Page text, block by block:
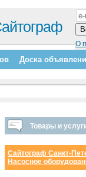
О
Доска
Товары и
Сайтограф Санкт-
Насосное